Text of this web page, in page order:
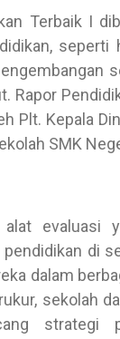
Terbaik I
seperti
Rapor
Plt. Kepala
SMK
evaluasi
di
dalam
sekolah
strategi